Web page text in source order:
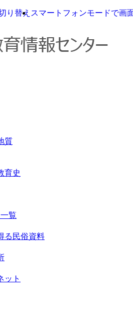
り替え スマートフォンモードで画
質
育史
覧
る民俗資料
ット